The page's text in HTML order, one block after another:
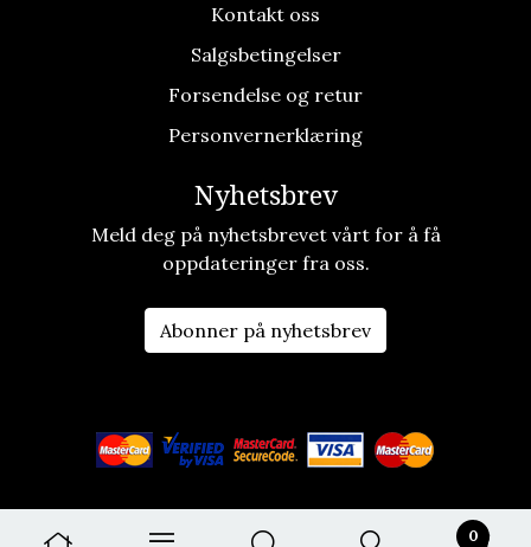
0
Kontakt oss
Salgsbetingelser
Forsendelse og retur
Personvernerklæring
Nyhetsbrev
Meld deg på nyhetsbrevet vårt for å få
oppdateringer fra oss.
Abonner på nyhetsbrev